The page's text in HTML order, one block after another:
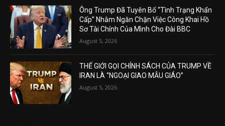
Ông Trump Đã Tuyên Bố “Tình Trạng Khẩn
Cấp” Nhằm Ngăn Chặn Việc Công Khai Hồ
Sơ Tài Chính Của Mình Cho Đài BBC
August 5, 2026
THẾ GIỚI GỌI CHÍNH SÁCH CỦA TRUMP VỀ
IRAN LÀ “NGOẠI GIAO MẪU GIÁO”
August 5, 2026